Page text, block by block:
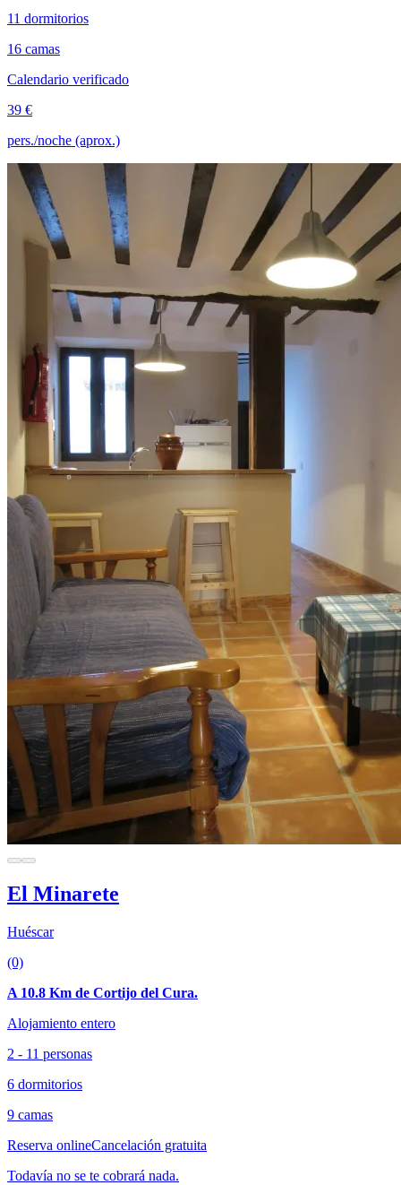
11 dormitorios
16 camas
Calendario verificado
39 €
pers./noche (aprox.)
El Minarete
Huéscar
(0)
A 10.8 Km de Cortijo del Cura.
Alojamiento entero
2 - 11 personas
6 dormitorios
9 camas
Reserva onlineCancelación gratuita
Todavía no se te cobrará nada.